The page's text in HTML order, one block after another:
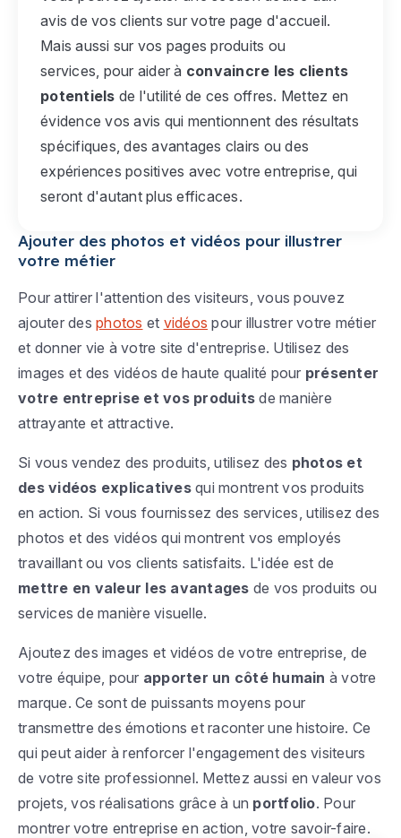
avis de vos clients sur votre page d'accueil.
Mais aussi sur vos pages produits ou
services, pour aider à convaincre les clients
potentiels de l'utilité de ces offres. Mettez en
évidence vos avis qui mentionnent des résultats
spécifiques, des avantages clairs ou des
expériences positives avec votre entreprise, qui
seront d'autant plus efficaces.
Ajouter des photos et vidéos pour illustrer
votre métier
Pour attirer l'attention des visiteurs, vous pouvez
ajouter des photos et vidéos pour illustrer votre métier
et donner vie à votre site d'entreprise. Utilisez des
images et des vidéos de haute qualité pour présenter
votre entreprise et vos produits de manière
attrayante et attractive.
Si vous vendez des produits, utilisez des photos et
des vidéos explicativesqui montrent vos produits
en action. Si vous fournissez des services, utilisez des
photos et des vidéos qui montrent vos employés
travaillant ou vos clients satisfaits. L'idée est de
mettre en valeur les avantages de vos produits ou
services de manière visuelle.
Ajoutez des images et vidéos de votre entreprise, de
votre équipe, pour apporter un côté humain à votre
marque. Ce sont de puissants moyens pour
transmettre des émotions et raconter une histoire. Ce
qui peut aider à renforcer l'engagement des visiteurs
de votre site professionnel. Mettez aussi en valeur vos
projets, vos réalisations grâce à un portfolio. Pour
montrer votre entreprise en action, votre savoir-faire.